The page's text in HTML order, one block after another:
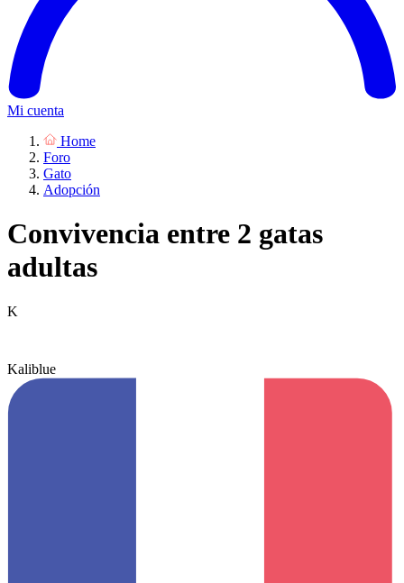
Mi cuenta
Home
Foro
Gato
Adopción
Convivencia entre 2 gatas
adultas
K
Kaliblue